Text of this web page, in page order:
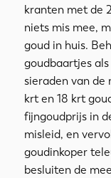
kranten met de
niets mis mee,
goud in huis.
goudbaartjes
sieraden van de
krt en 18 krt
fijngoudprijs in
misleid, en
goudinkoper
besluiten de